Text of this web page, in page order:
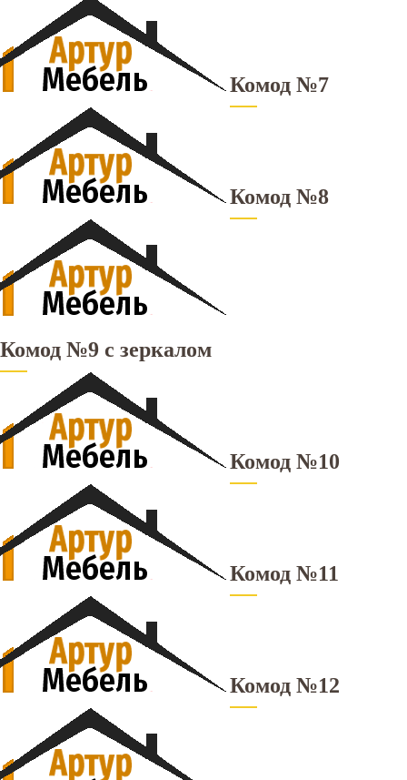
Комод №7
Комод №8
Комод №9 с зеркалом
Комод №10
Комод №11
Комод №12